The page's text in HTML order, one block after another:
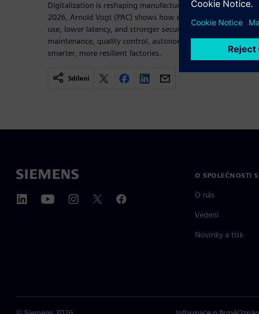
Digitalization is reshaping manufacturing. In the whitepaper
2026, Arnold Vogt (PAC) shows how edge computing
use, lower latency, and stronger security. It highlights use
maintenance, quality control, autonomous systems, and
smarter, more resilient factories.
Sdílení
O SPOLEČNOSTI
O nás
Vedení
Novinky a tisk